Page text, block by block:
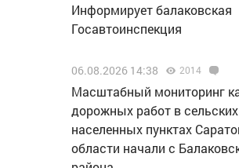
Информирует балаковская
Госавтоинспекция
06.08.2026 14:38 2014
Масштабный мониторинг
дорожных работ в сельских
населенных пунктах
области начали с